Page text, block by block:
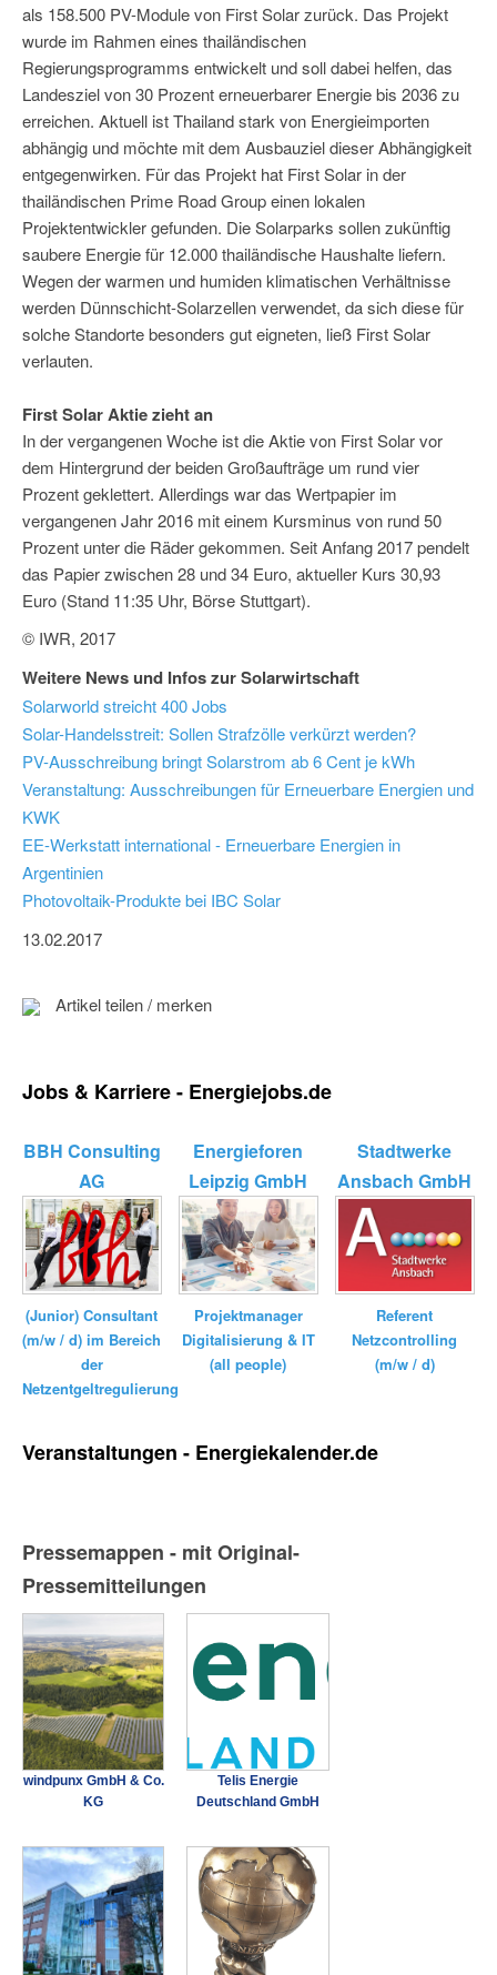
als 158.500 PV-Module von First Solar zurück. Das Projekt
wurde im Rahmen eines thailändischen
Regierungsprogramms entwickelt und soll dabei helfen, das
Landesziel von 30 Prozent erneuerbarer Energie bis 2036 zu
erreichen. Aktuell ist Thailand stark von Energieimporten
abhängig und möchte mit dem Ausbauziel dieser Abhängigkeit
entgegenwirken. Für das Projekt hat First Solar in der
thailändischen Prime Road Group einen lokalen
Projektentwickler gefunden. Die Solarparks sollen zukünftig
saubere Energie für 12.000 thailändische Haushalte liefern.
Wegen der warmen und humiden klimatischen Verhältnisse
werden Dünnschicht-Solarzellen verwendet, da sich diese für
solche Standorte besonders gut eigneten, ließ First Solar
verlauten.
First Solar Aktie zieht an
In der vergangenen Woche ist die Aktie von First Solar vor
dem Hintergrund der beiden Großaufträge um rund vier
Prozent geklettert. Allerdings war das Wertpapier im
vergangenen Jahr 2016 mit einem Kursminus von rund 50
Prozent unter die Räder gekommen. Seit Anfang 2017 pendelt
das Papier zwischen 28 und 34 Euro, aktueller Kurs 30,93
Euro (Stand 11:35 Uhr, Börse Stuttgart).
© IWR, 2017
Weitere News und Infos zur Solarwirtschaft
Solarworld streicht 400 Jobs
Solar-Handelsstreit: Sollen Strafzölle verkürzt werden?
PV-Ausschreibung bringt Solarstrom ab 6 Cent je kWh
Veranstaltung: Ausschreibungen für Erneuerbare Energien und
KWK
EE-Werkstatt international - Erneuerbare Energien in
Argentinien
Photovoltaik-Produkte bei IBC Solar
13.02.2017
Artikel teilen / merken
Jobs & Karriere - Energiejobs.de
BBH Consulting
AG
(Junior) Consultant
(m/w / d) im Bereich
der
Netzentgeltregulierung
Energieforen
Leipzig GmbH
Projektmanager
Digitalisierung & IT
(all people)
Stadtwerke
Ansbach GmbH
Referent
Netzcontrolling
(m/w / d)
Veranstaltungen - Energiekalender.de
Pressemappen - mit Original-
Pressemitteilungen
windpunx GmbH & Co.
KG
Telis Energie
Deutschland GmbH